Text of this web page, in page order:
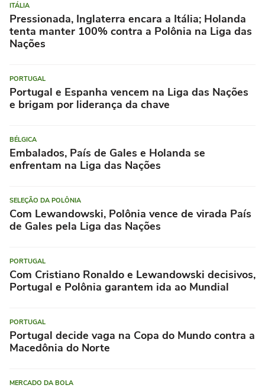
ITÁLIA
Pressionada, Inglaterra encara a Itália; Holanda
tenta manter 100% contra a Polônia na Liga das
Nações
PORTUGAL
Portugal e Espanha vencem na Liga das Nações
e brigam por liderança da chave
BÉLGICA
Embalados, País de Gales e Holanda se
enfrentam na Liga das Nações
SELEÇÃO DA POLÔNIA
Com Lewandowski, Polônia vence de virada País
de Gales pela Liga das Nações
PORTUGAL
Com Cristiano Ronaldo e Lewandowski decisivos,
Portugal e Polônia garantem ida ao Mundial
PORTUGAL
Portugal decide vaga na Copa do Mundo contra a
Macedônia do Norte
MERCADO DA BOLA